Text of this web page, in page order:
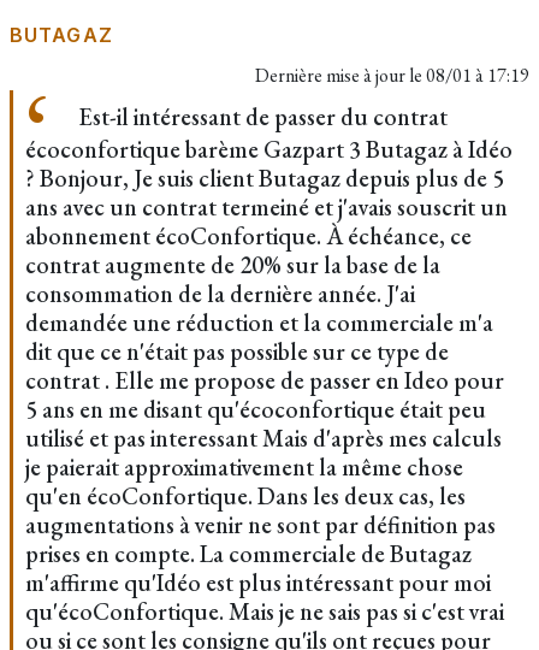
BUTAGAZ
Dernière mise à jour le08/01 à 17:19
Est-il intéressant de passer du contrat
écoconfortique barème Gazpart 3 Butagaz à Idéo
? Bonjour, Je suis client Butagaz depuis plus de 5
ans avec un contrat termeiné et j'avais souscrit un
abonnement écoConfortique. À échéance, ce
contrat augmente de 20% sur la base de la
consommation de la dernière année. J'ai
demandée une réduction et la commerciale m'a
dit que ce n'était pas possible sur ce type de
contrat . Elle me propose de passer en Ideo pour
5 ans en me disant qu'écoconfortique était peu
utilisé et pas interessant Mais d'après mes calculs
je paierait approximativement la même chose
qu'en écoConfortique. Dans les deux cas, les
augmentations à venir ne sont par définition pas
prises en compte. La commerciale de Butagaz
m'affirme qu'Idéo est plus intéressant pour moi
qu'écoConfortique. Mais je ne sais pas si c'est vrai
ou si ce sont les consigne qu'ils ont reçues pour